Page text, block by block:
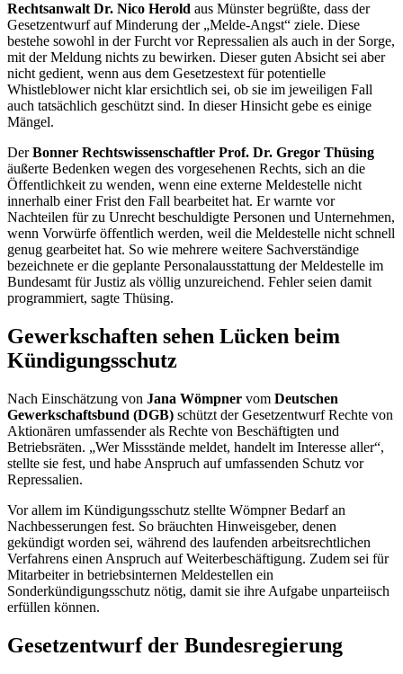
Rechtsanwalt Dr. Nico Herold aus Münster begrüßte, dass der
Gesetzentwurf auf Minderung der „Melde-Angst“ ziele. Diese
bestehe sowohl in der Furcht vor Repressalien als auch in der Sorge,
mit der Meldung nichts zu bewirken. Dieser guten Absicht sei aber
nicht gedient, wenn aus dem Gesetzestext für potentielle
Whistleblower nicht klar ersichtlich sei, ob sie im jeweiligen Fall
auch tatsächlich geschützt sind. In dieser Hinsicht gebe es einige
Mängel.
DerBonner Rechtswissenschaftler Prof. Dr. Gregor Thüsing
äußerte Bedenken wegen des vorgesehenen Rechts, sich an die
Öffentlichkeit zu wenden, wenn eine externe Meldestelle nicht
innerhalb einer Frist den Fall bearbeitet hat. Er warnte vor
Nachteilen für zu Unrecht beschuldigte Personen und Unternehmen,
wenn Vorwürfe öffentlich werden, weil die Meldestelle nicht schnell
genug gearbeitet hat. So wie mehrere weitere Sachverständige
bezeichnete er die geplante Personalausstattung der Meldestelle im
Bundesamt für Justiz als völlig unzureichend. Fehler seien damit
programmiert, sagte Thüsing.
Gewerkschaften sehen Lücken beim
Kündigungsschutz
Nach Einschätzung von Jana Wömpner vom Deutschen
Gewerkschaftsbund (DGB) schützt der Gesetzentwurf Rechte von
Aktionären umfassender als Rechte von Beschäftigten und
Betriebsräten. „Wer Missstände meldet, handelt im Interesse aller“,
stellte sie fest, und habe Anspruch auf umfassenden Schutz vor
Repressalien.
Vor allem im Kündigungsschutz stellte Wömpner Bedarf an
Nachbesserungen fest. So bräuchten Hinweisgeber, denen
gekündigt worden sei, während des laufenden arbeitsrechtlichen
Verfahrens einen Anspruch auf Weiterbeschäftigung. Zudem sei für
Mitarbeiter in betriebsinternen Meldestellen ein
Sonderkündigungsschutz nötig, damit sie ihre Aufgabe unparteiisch
erfüllen können.
Gesetzentwurf der Bundesregierung